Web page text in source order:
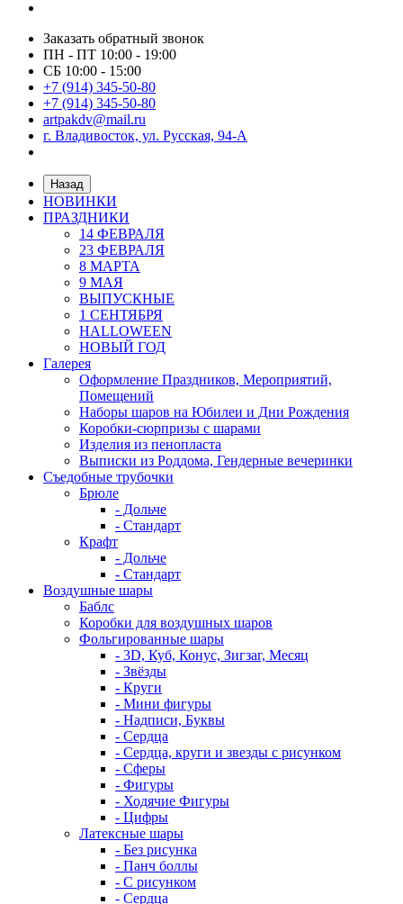
Заказать обратный звонок
ПН - ПТ 10:00 - 19:00
СБ 10:00 - 15:00
+7 (914) 345-50-80
+7 (914) 345-50-80
artpakdv@mail.ru
г. Владивосток, ул. Русская, 94-А
Назад
НОВИНКИ
ПРАЗДНИКИ
14 ФЕВРАЛЯ
23 ФЕВРАЛЯ
8 МАРТА
9 МАЯ
ВЫПУСКНЫЕ
1 СЕНТЯБРЯ
HALLOWEEN
НОВЫЙ ГОД
Галерея
Оформление Праздников, Мероприятий,
Помещений
Наборы шаров на Юбилеи и Дни Рождения
Коробки-сюрпризы с шарами
Изделия из пенопласта
Выписки из Роддома, Гендерные вечеринки
Съедобные трубочки
Брюле
- Дольче
- Стандарт
Крафт
- Дольче
- Стандарт
Воздушные шары
Баблс
Коробки для воздушных шаров
Фольгированные шары
- 3D, Куб, Конус, Зигзаг, Месяц
- Звёзды
- Круги
- Мини фигуры
- Надписи, Буквы
- Сердца
- Сердца, круги и звезды с рисунком
- Сферы
- Фигуры
- Ходячие Фигуры
- Цифры
Латексные шары
- Без рисунка
- Панч боллы
- С рисунком
- Сердца